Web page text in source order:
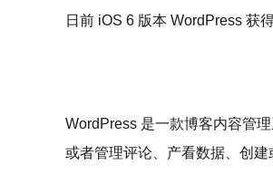
日前 iOS 6 版本 WordPress 获
WordPress 是一款博客内容管
或者管理评论、产看数据、创建